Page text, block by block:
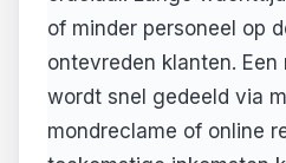
of minder personeel op
ontevreden klanten.
wordt snel gedeeld via
mondreclame of online